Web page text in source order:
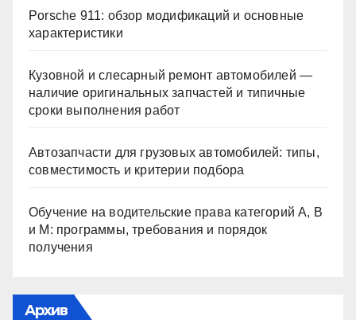
Porsche 911: обзор модификаций и основные
характеристики
Кузовной и слесарный ремонт автомобилей —
наличие оригинальных запчастей и типичные
сроки выполнения работ
Автозапчасти для грузовых автомобилей: типы,
совместимость и критерии подбора
Обучение на водительские права категорий A, B
и M: программы, требования и порядок
получения
Архив